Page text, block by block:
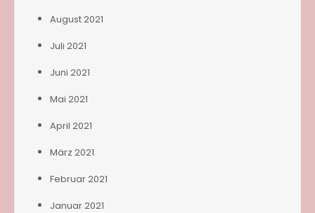
August 2021
Juli 2021
Juni 2021
Mai 2021
April 2021
März 2021
Februar 2021
Januar 2021